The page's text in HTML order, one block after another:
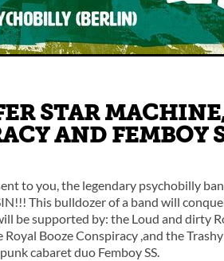
STAR
AND FEMBOY
to you, the legendary psychobilly
This bulldozer of a band will
be supported by: the Loud and dirty
Booze Conspiracy ,and the
cabaret duo Femboy SS.